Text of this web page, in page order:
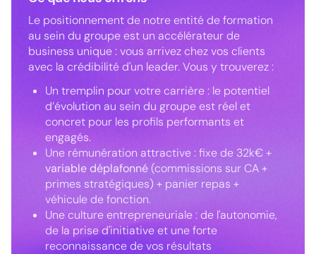
Le positionnement de notre entité de formation
au sein du groupe est un accélérateur de
business unique : vous arrivez chez vos clients
avec la crédibilité d'un leader. Vous y trouverez :
Un tremplin pour votre carrière : le potentiel
d’évolution au sein du groupe est réel et
concret pour les profils performants et
engagés.
Une rémunération attractive : fixe de 32k€ +
variable déplafonné(commissions sur CA +
primes stratégiques) + panier repas +
véhicule de fonction.
Une culture entrepreneuriale : de l'autonomie,
de la prise d'initiative et une forte
reconnaissance de vos résultats